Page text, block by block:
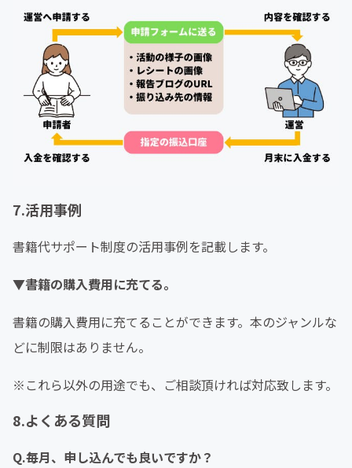
7.活用事例
書籍代サポート制度の活用事例を記載します。
▼書籍の購入費用に充てる。
書籍の購入費用に充てることができます。本のジャンルな
どに制限はありません。
※これら以外の用途でも、ご相談頂ければ対応致します。
8.よくある質問
Q.毎月、申し込んでも良いですか？